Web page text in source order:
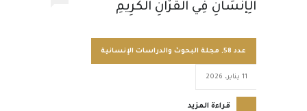
الِإنْسَانِ فِي القُرْآنِ الكَرِيمِ
عدد 58 , مجلة البحوث والدراسات الإنسانية
11 يناير، 2026
قراءة المزيد